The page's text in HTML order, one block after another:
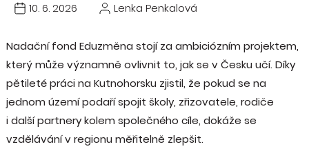
10. 6. 2026 Lenka Penkalová
Nadační fond Eduzměna stojí za ambiciózním projektem,
který může významně ovlivnit to, jak se v Česku učí. Díky
pětileté práci na Kutnohorsku zjistil, že pokud se na
jednom území podaří spojit školy, zřizovatele, rodiče
i další partnery kolem společného cíle, dokáže se
vzdělávání v regionu měřitelně zlepšit.